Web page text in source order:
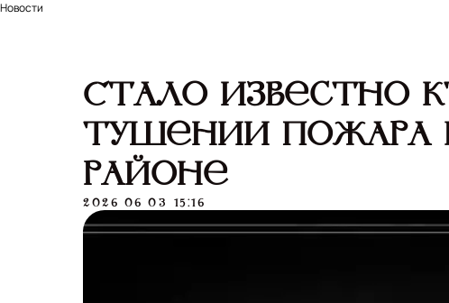
Новости
Стало известно
тушении пожара
районе
2026-06-03 15:16